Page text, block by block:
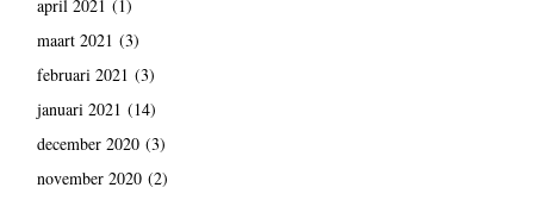
april 2021 (1)
maart 2021 (3)
februari 2021 (3)
januari 2021 (14)
december 2020(3)
november 2020(2)